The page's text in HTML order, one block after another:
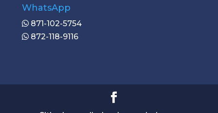
WhatsApp
871-102-5754
872-118-9116